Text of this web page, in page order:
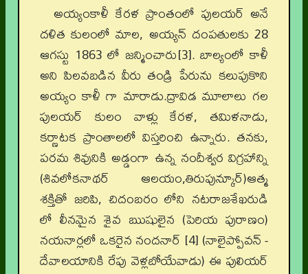
అయ్యంకాళీ కేరళ ప్రాంతంలో పులయర్ అనే
దళిత కులంలో మాల, అయ్యన్ దంపతులకు 28
ఆగస్టు 1863 లో జన్మించారు[3]. బాల్యంలో కాళీ
అని పిలవబడిన వీరు తండ్రి పేరును కలుపుకొని
అయ్యం కాళీ గా మారాడు.ద్రావిడ మూలాలు గల
పులయర్ కులం వాళ్లు కేరళ, తమిళనాడు,
కర్ణాటక ప్రాంతాలలో విస్తరించి ఉన్నారు. తనకు,
పరమ శివునికి అడ్డంగా ఉన్న నందీశ్వర విగ్రహాన్ని
(శివలోకనాథర్ ఆలయం,తిరుపున్కూర్)ఆత్మ
శక్తితో జరిపి, చిదంబరం లోని నటరాజశేఖరుడి
లో లీనమైన శైవ ఋషులైన (పెరియ పురాణం)
నయనార్లలో ఒకరైన నందనార్ [4] (నాలైప్పోవన్ -
దేవాలయానికి రేపు వెళ్లబోయేవాడు) ఈ పులియర్